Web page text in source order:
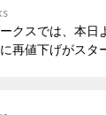
クスでは、本日
再値下げがスタ